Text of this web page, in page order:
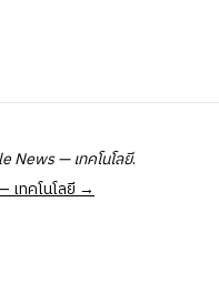
News — เทคโนโลยี.
เทคโนโลยี →